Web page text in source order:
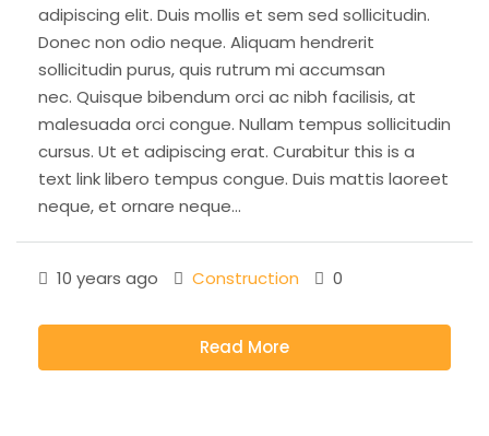
adipiscing elit. Duis mollis et sem sed sollicitudin.
Donec non odio neque. Aliquam hendrerit
sollicitudin purus, quis rutrum mi accumsan
nec. Quisque bibendum orci ac nibh facilisis, at
malesuada orci congue. Nullam tempus sollicitudin
cursus. Ut et adipiscing erat. Curabitur this is a
text link libero tempus congue. Duis mattis laoreet
neque, et ornare neque...
10 years ago Construction 0
Read More